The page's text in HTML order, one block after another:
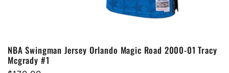
NBA Swingman Jersey Orlando Magic Road 2000-01 Tracy
Mcgrady #1